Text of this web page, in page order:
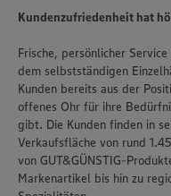
Wir setzen Cookies
Kundenzufriedenheit hat
Frische, persönlicher
dem selbstständigen
Kunden bereits aus der
offenes Ohr für ihre
gibt. Die Kunden finden in
Verkaufsfläche von rund
von GUT&GÜNSTIG-
Markenartikel bis hin zu